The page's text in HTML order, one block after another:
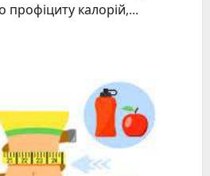
профіциту калорій,...